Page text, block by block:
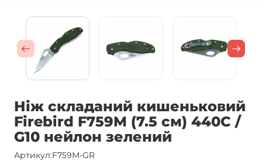
Ніж складаний кишеньковий
Firebird F759M (7.5 см) 440C /
G10 нейлон зелений
Артикул:F759M-GR